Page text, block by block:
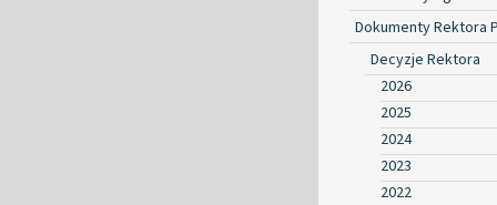
Dokumenty Rektora
Decyzje Rektora
2026
2025
2024
2023
2022